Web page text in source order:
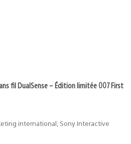
fil DualSense – Édition limitée 007 First
international, Sony Interactive